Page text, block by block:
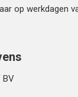
op werkdagen
BV